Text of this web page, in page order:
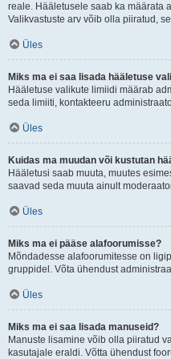
reale. Hääletusele saab ka määrata
Valikvastuste arv võib olla piiratud,
Üles
Miks ma ei saa lisada hääletuse
Hääletuse valikute limiidi määrab
seda limiiti, kontakteeru
Üles
Kuidas ma muudan või kustutan
Hääletusi saab muuta, muutes
saavad seda muuta ainult
Üles
Miks ma ei pääse alafoorumisse?
Mõndadesse alafoorumitesse on
gruppidel. Võta ühendust
Üles
Miks ma ei saa lisada manuseid?
Manuste lisamine võib olla piiratud
kasutajale eraldi. Võtta ühendust